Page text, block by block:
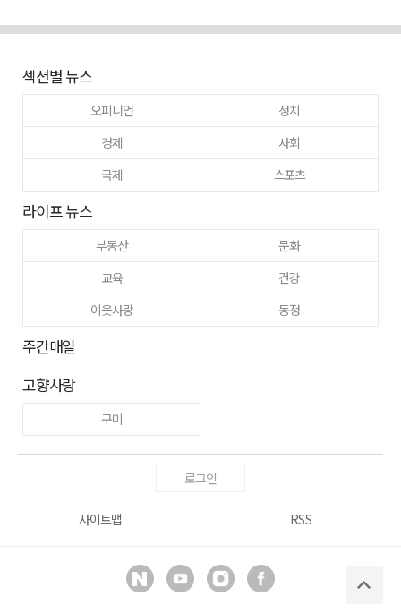
섹션별 뉴스
오피니언
정치
경제
사회
국제
스포츠
라이프 뉴스
부동산
문화
교육
건강
이웃사랑
동정
주간매일
고향사랑
구미
로그인
사이트맵 RSS